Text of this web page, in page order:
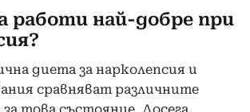
работи най-добре при
диета за нарколепсия и
сравняват различните
това състояние. Досега